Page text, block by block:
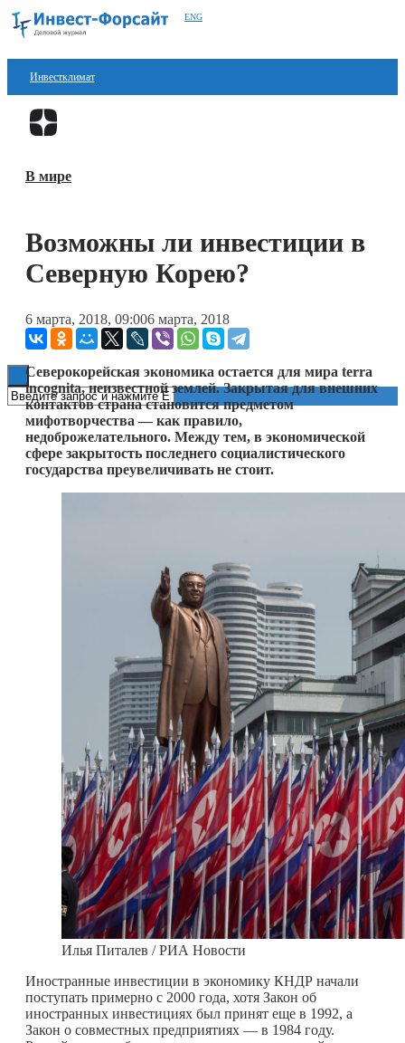
ENG
Инвестклимат
Финансы
Блокчейн
Книги
В мире
Возможны ли инвестиции в
Северную Корею?
6 марта, 2018, 09:006 марта, 2018
Северокорейская экономика остается для мира terra
incognita, неизвестной землей. Закрытая для внешних
контактов страна становится предметом
мифотворчества — как правило,
недоброжелательного. Между тем, в экономической
сфере закрытость последнего социалистического
государства преувеличивать не стоит.
Илья Питалев / РИА Новости
Иностранные инвестиции в экономику КНДР начали
поступать примерно с 2000 года, хотя Закон об
иностранных инвестициях был принят еще в 1992, а
Закон о совместных предприятиях — в 1984 году.